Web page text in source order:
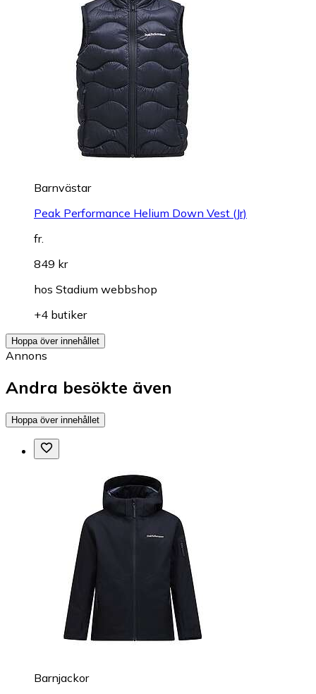
Barnvästar
Peak Performance Helium Down Vest (Jr)
fr.
849 kr
hos Stadium webbshop
+4 butiker
Hoppa över innehållet
Annons
Andra besökte även
Hoppa över innehållet
Barnjackor